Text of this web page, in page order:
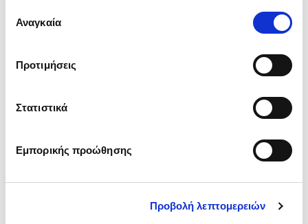
ενδιαφέρουν και να επιλέξετε από τα παρακάτω με την
΄΄και να ενημερωθείτε σχετικά με
συγκατάθεσης
Αναγκαία
Προτιμήσεις
Στατιστικά
Εμπορικής προώθησης
Προβολή λεπτομερειών